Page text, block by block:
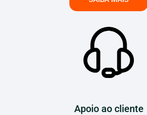
Apoio ao cliente